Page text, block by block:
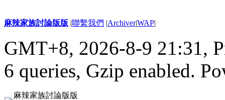
麻辣家族討論版版 |聯繫我們 |Archiver|WAP|
GMT+8, 2026-8-9 21:31,
6 queries, Gzip enabled.
麻辣家族討論版版